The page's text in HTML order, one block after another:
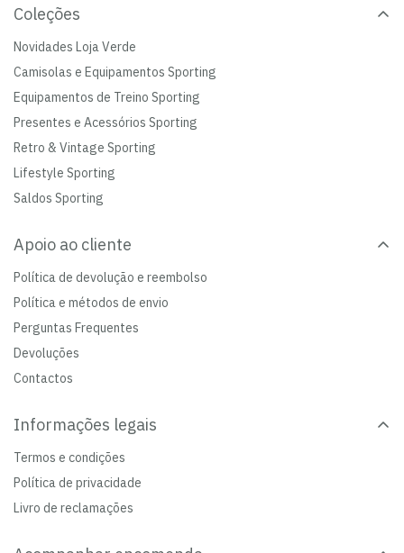
Coleções
Novidades Loja Verde
Camisolas e Equipamentos Sporting
Equipamentos de Treino Sporting
Presentes e Acessórios Sporting
Retro & Vintage Sporting
Lifestyle Sporting
Saldos Sporting
Apoio ao cliente
Política de devolução e reembolso
Política e métodos de envio
Perguntas Frequentes
Devoluções
Contactos
Informações legais
Termos e condições
Política de privacidade
Livro de reclamações